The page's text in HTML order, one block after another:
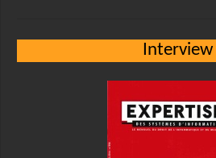
Interview